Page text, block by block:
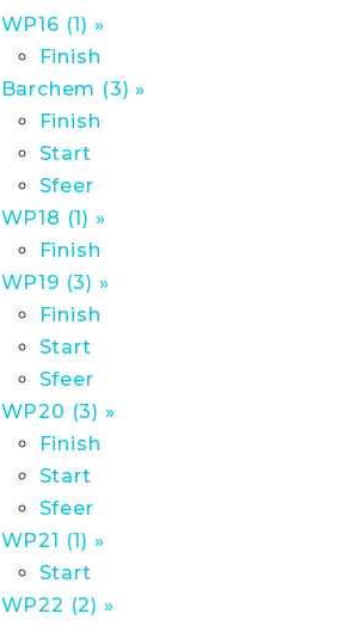
WP16 (1) »
Finish
Barchem (3) »
Finish
Start
Sfeer
WP18 (1) »
Finish
WP19 (3) »
Finish
Start
Sfeer
WP20 (3) »
Finish
Start
Sfeer
WP21 (1) »
Start
WP22 (2) »